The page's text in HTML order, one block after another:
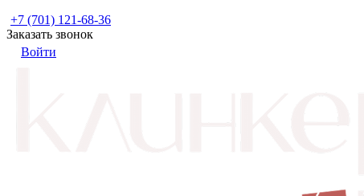
+7 (701) 121-68-36
Заказать звонок
Войти